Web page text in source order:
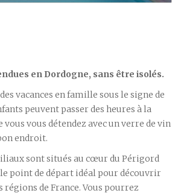
en Dordogne, sans être isolés.
vacances en famille sous le signe de
peuvent passer des heures à la
vous vous détendez avec un verre de vin
endroit.
sont situés au cœur du Périgord
point de départ idéal pour découvrir
régions de France. Vous pourrez